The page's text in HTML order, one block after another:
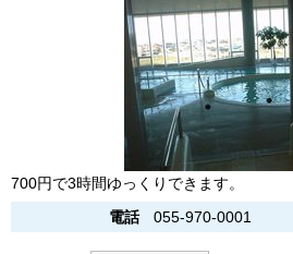
700円で3時間ゆっくりできます。
電話
055-970-0001